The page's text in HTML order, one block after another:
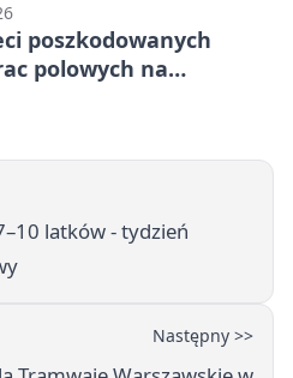
poszkodowanych
polowych na
latków - tydzień
Następny >>